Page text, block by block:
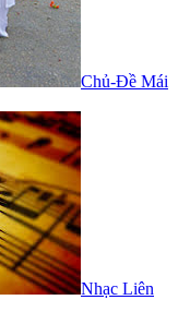
Chủ-Đề Mái
Nhạc Liên